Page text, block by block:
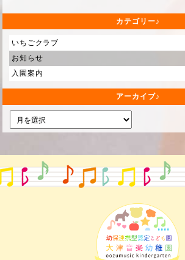
カテゴリー
いちごクラブ
お知らせ
入園案内
アーカイブ